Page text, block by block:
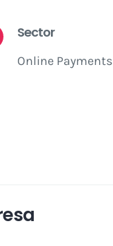
Sector
Online Payments